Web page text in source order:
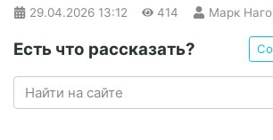
29.04.2026 13:12 414 Марк
Есть что рассказать?